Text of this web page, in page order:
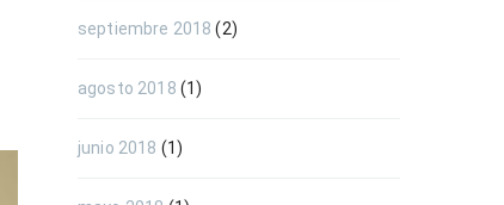
septiembre 2018 (2)
agosto 2018 (1)
junio 2018 (1)